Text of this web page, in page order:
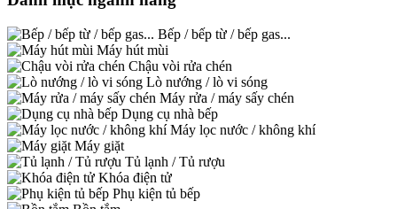
Bếp / bếp từ / bếp gas...
Máy hút mùi
Chậu vòi rửa chén
Lò nướng / lò vi sóng
Máy rửa / máy sấy chén
Dụng cụ nhà bếp
Máy lọc nước / không khí
Máy giặt
Tủ lạnh / Tủ rượu
Khóa điện tử
Phụ kiện tủ bếp